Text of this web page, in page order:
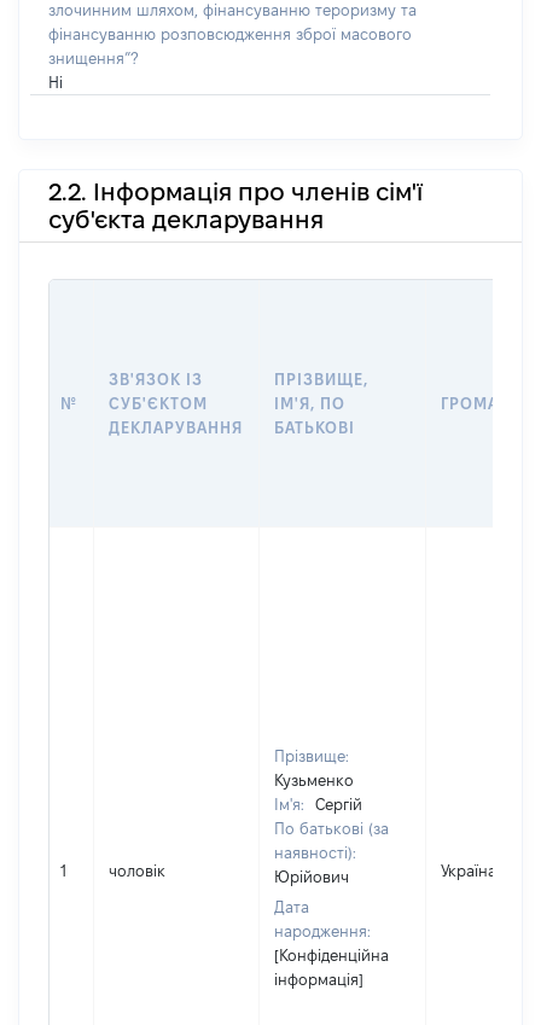
злочинним шляхом, фінансуванню тероризму та
фінансуванню розповсюдження зброї масового
знищення”?
Ні
2.2. Інформація про членів сім'ї
суб'єкта декларування
№
ЗВ'ЯЗОК ІЗ
СУБ'ЄКТОМ
ДЕКЛАРУВАННЯ
ПРІЗВИЩЕ,
ІМ'Я, ПО
БАТЬКОВІ
1 чоловік
Прізвище:
Кузьменко
Ім'я:
Сергій
По батькові (за
наявності):
Юрійович
Дата
народження:
[Конфіденційна
інформація]
Україна